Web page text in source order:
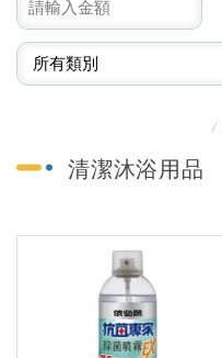
清潔沐浴用品